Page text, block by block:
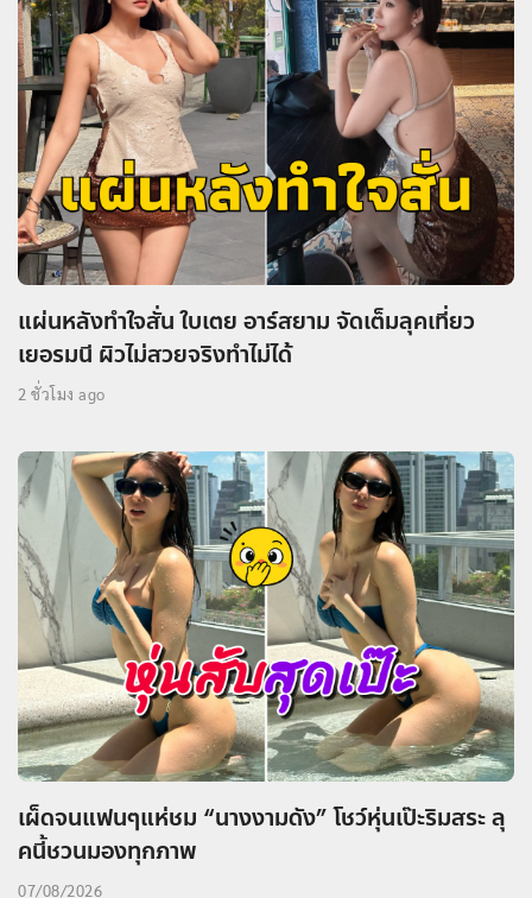
แผ่นหลังทำใจสั่น ใบเตย อาร์สยาม จัดเต็มลุคเที่ยว
เยอรมนี ผิวไม่สวยจริงทำไม่ได้
2 ชั่วโมง ago
เผ็ดจนแฟนๆแห่ชม “นางงามดัง” โชว์หุ่นเป๊ะริมสระ ลุ
คนี้ชวนมองทุกภาพ
07/08/2026